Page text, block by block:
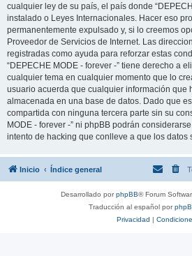
cualquier ley de su país, el país donde
instalado o Leyes Internacionales. Hacer eso
permanentemente expulsado y, si lo creemos
Proveedor de Servicios de Internet. Las
registradas como ayuda para reforzar estas
“DEPECHE MODE - forever -” tiene derecho a
cualquier tema en cualquier momento que lo
usuario acuerda que cualquier información que
almacenada en una base de datos. Dado que
compartida con ninguna tercera parte sin su
MODE - forever -” ni phpBB podrán
intento de hacking que conlleve a que los datos
Inicio Índice general
Desarrollado porphpBB® Forum
Traducción al español por
Privacidad |